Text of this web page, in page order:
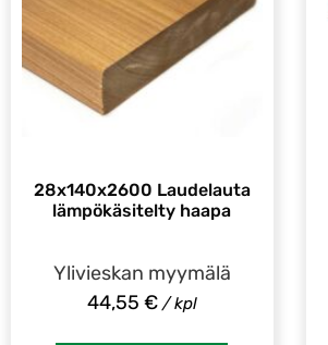
28x140x2600 Laudelauta
lämpökäsitelty haapa
Ylivieskan myymälä
44,55 €/ kpl